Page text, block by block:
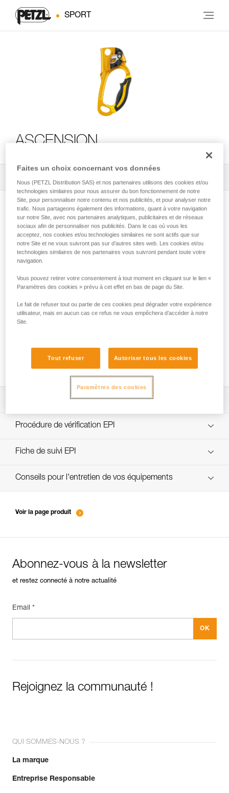
SPORT
ASCENSION
Descente courte sur bloqueurs
Utilisation d’un seul bloqueur ?
Télécharger la notice technique (PDF)
Technical Notice
Procédure de vérification EPI
verif-EPI-bloqueur-procedure-FR
Fiche de suivi EPI
verif-EPI-bloqueur-suivi-FR
Conseils pour l'entretien de vos équipements
Voir la page produit
Abonnez-vous à la newsletter
et restez connecté à notre actualité
Email *
Rejoignez la communauté !
QUI SOMMES-NOUS ?
La marque
Entreprise Responsable
Faites un choix concernant vos données
Nous (PETZL Distribution SAS) et nos partenaires utilisons des cookies et/ou
technologies similaires pour nous assurer du bon fonctionnement de notre
Site, pour personnaliser notre contenu et nos publicités, et pour analyser notre
trafic. Nous partageons également des informations, quant à votre navigation
sur notre Site, avec nos partenaires analytiques, publicitaires et de réseaux
sociaux afin de personnaliser nos publicités. Dans le cas où vous les
acceptez, nos cookies et/ou technologies similaires ne sont actifs que sur
notre Site et ne vous suivront pas sur d’autres sites web. Les cookies et/ou
technologies similaires de nos partenaires vous suivront pendant toute votre
navigation.
Vous pouvez retirer votre consentement à tout moment en cliquant sur le lien «
Paramètres des cookies » prévu à cet effet en bas de page du Site.
Le fait de refuser tout ou partie de ces cookies peut dégrader votre expérience
utilisateur, mais en aucun cas ce refus ne vous empêchera d’accéder à notre
Site.
Tout refuser Autoriser tous les cookies
Paramètres des cookies